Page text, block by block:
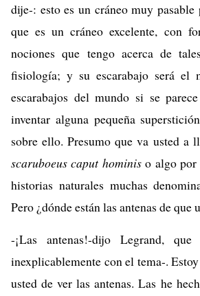
dije-: esto es un cráneo muy
que es un cráneo excelente, con
nociones que tengo acerca de
fisiología; y su escarabajo será el
escarabajos del mundo si se
inventar alguna pequeña
sobre ello. Presumo que va usted a
scaruboeus caput hominiso algo por
historias naturales muchas
Pero ¿dónde están las antenas de que
-¡Las antenas!-dijo Legrand, que
inexplicablemente con el tema-.
usted de ver las antenas. Las he